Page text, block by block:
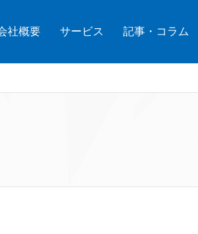
社概要 サービス 記事・コラム